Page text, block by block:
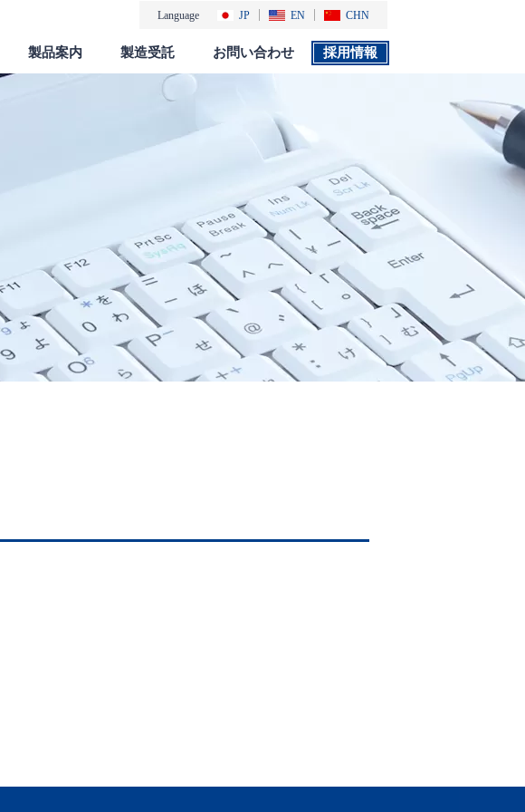
Language JP EN CHN
採用情報
製品案内
製品カタログ
製造受託 お問い合わせ 採用情報